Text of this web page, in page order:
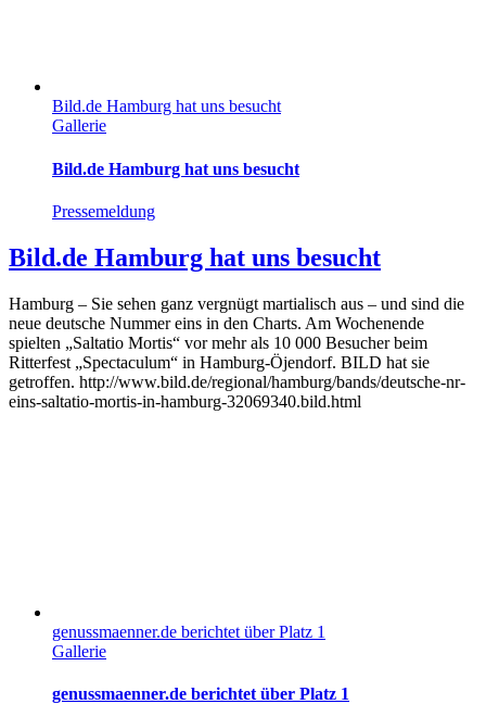
Bild.de Hamburg hat uns besucht
Gallerie
Bild.de Hamburg hat uns besucht
Pressemeldung
Bild.de Hamburg hat uns besucht
Hamburg – Sie sehen ganz vergnügt martialisch aus – und sind die
neue deutsche Nummer eins in den Charts. Am Wochenende
spielten „Saltatio Mortis“ vor mehr als 10 000 Besucher beim
Ritterfest „Spectaculum“ in Hamburg-Öjendorf. BILD hat sie
getroffen. http://www.bild.de/regional/hamburg/bands/deutsche-nr-
eins-saltatio-mortis-in-hamburg-32069340.bild.html
genussmaenner.de berichtet über Platz 1
Gallerie
genussmaenner.de berichtet über Platz 1